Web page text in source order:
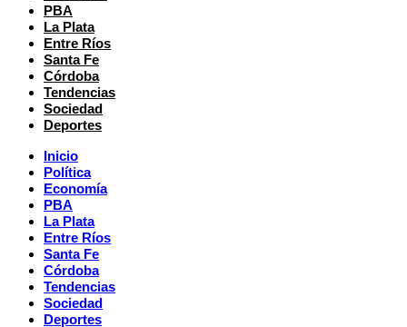
PBA
La Plata
Entre Ríos
Santa Fe
Córdoba
Tendencias
Sociedad
Deportes
Inicio
Política
Economía
PBA
La Plata
Entre Ríos
Santa Fe
Córdoba
Tendencias
Sociedad
Deportes